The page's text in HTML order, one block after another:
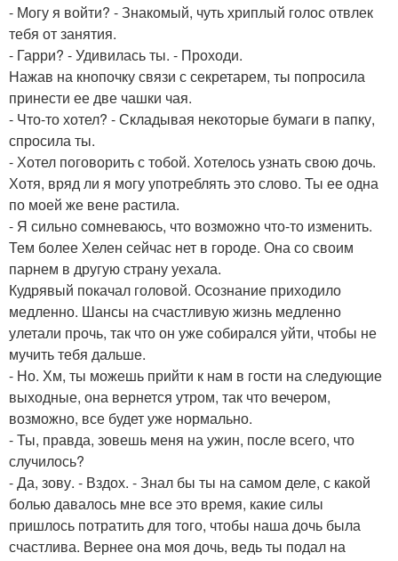
- Могу я войти? - Знакомый, чуть хриплый голос отвлек
тебя от занятия.
- Гарри? - Удивилась ты. - Проходи.
Нажав на кнопочку связи с секретарем, ты попросила
принести ее две чашки чая.
- Что-то хотел? - Складывая некоторые бумаги в папку,
спросила ты.
- Хотел поговорить с тобой. Хотелось узнать свою дочь.
Хотя, вряд ли я могу употреблять это слово. Ты ее одна
по моей же вене растила.
- Я сильно сомневаюсь, что возможно что-то изменить.
Тем более Хелен сейчас нет в городе. Она со своим
парнем в другую страну уехала.
Кудрявый покачал головой. Осознание приходило
медленно. Шансы на счастливую жизнь медленно
улетали прочь, так что он уже собирался уйти, чтобы не
мучить тебя дальше.
- Но. Хм, ты можешь прийти к нам в гости на следующие
выходные, она вернется утром, так что вечером,
возможно, все будет уже нормально.
- Ты, правда, зовешь меня на ужин, после всего, что
случилось?
- Да, зову. - Вздох. - Знал бы ты на самом деле, с какой
болью давалось мне все это время, какие силы
пришлось потратить для того, чтобы наша дочь была
счастлива. Вернее она моя дочь, ведь ты подал на